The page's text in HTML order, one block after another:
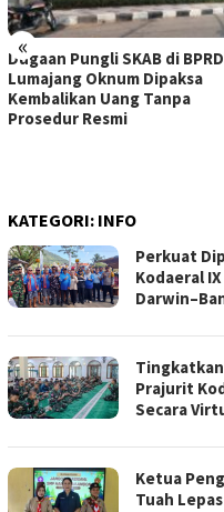
«
Dugaan Pungli SKAB di BPRD
Lumajang Oknum Dipaksa
Kembalikan Uang Tanpa
Prosedur Resmi
KATEGORI: INFO
Perkuat
Kodaeral
Tingkatkan
Prajurit
Secara
Ketua
Tuah